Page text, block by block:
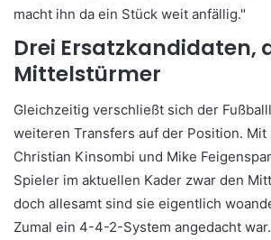
macht ihn da ein Stück weit anfällig."
Drei Ersatzkandidaten,
Mittelstürmer
Gleichzeitig verschließt sich der
weiteren Transfers auf der Position. Mit
Christian Kinsombi und Mike
Spieler im aktuellen Kader zwar den
doch allesamt sind sie eigentlich
Zumal ein 4-4-2-System angedacht war.